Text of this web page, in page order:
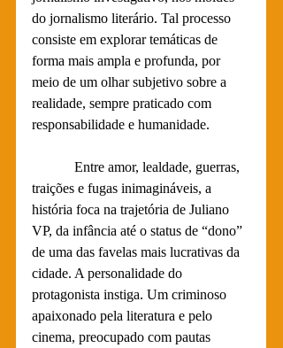
do jornalismo literário. Tal processo
consiste em explorar temáticas de
forma mais ampla e profunda, por
meio de um olhar subjetivo sobre a
realidade, sempre praticado com
responsabilidade e humanidade.
Entre amor, lealdade, guerras,
traições e fugas inimagináveis, a
história foca na trajetória de Juliano
VP, da infância até o status de “dono”
de uma das favelas mais lucrativas da
cidade. A personalidade do
protagonista instiga. Um criminoso
apaixonado pela literatura e pelo
cinema, preocupado com pautas